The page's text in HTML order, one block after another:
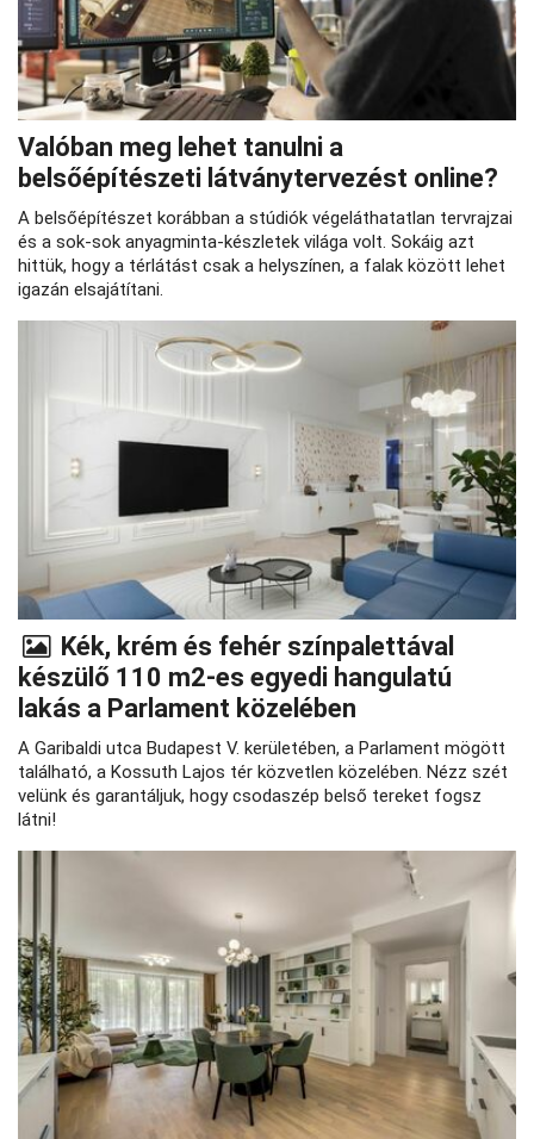
Valóban meg lehet tanulni a
belsőépítészeti látványtervezést online?
A belsőépítészet korábban a stúdiók végeláthatatlan tervrajzai
és a sok-sok anyagminta-készletek világa volt. Sokáig azt
hittük, hogy a térlátást csak a helyszínen, a falak között lehet
igazán elsajátítani.
Kék, krém és fehér színpalettával
készülő 110 m2-es egyedi hangulatú
lakás a Parlament közelében
A Garibaldi utca Budapest V. kerületében, a Parlament mögött
található, a Kossuth Lajos tér közvetlen közelében. Nézz szét
velünk és garantáljuk, hogy csodaszép belső tereket fogsz
látni!